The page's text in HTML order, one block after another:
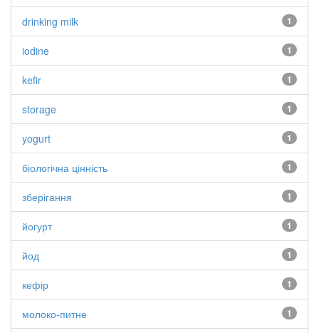
1
drinking milk
1
iodine
1
kefir
1
storage
1
yogurt
1
біологічна цінність
1
зберігання
1
йогурт
1
йод
1
кефір
1
молоко-питне